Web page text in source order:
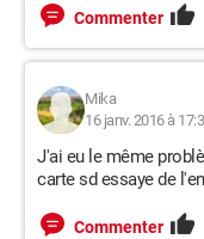
Commenter
Mika
16 janv. 2016 à
J'ai eu le même
carte sd essaye de
Commenter